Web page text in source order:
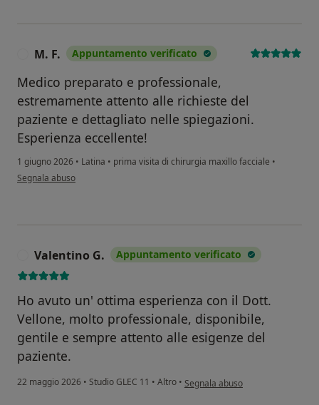
M. F. Appuntamento verificato
Medico preparato e professionale,
estremamente attento alle richieste del
paziente e dettagliato nelle spiegazioni.
Esperienza eccellente!
1 giugno 2026 • Latina • prima visita di chirurgia maxillo facciale •
secondo l'opinione dell'utente M. F.
Segnala abuso
Valentino G. Appuntamento verificato
Ho avuto un' ottima esperienza con il Dott.
Vellone, molto professionale, disponibile,
gentile e sempre attento alle esigenze del
paziente.
22 maggio 2026 • Studio GLEC 11 • Altro • secondo l'opinione dell'utente
Segnala abuso